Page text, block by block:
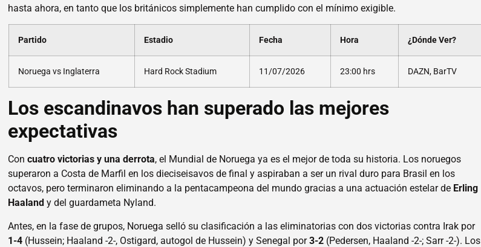
hasta ahora, en tanto que los británicos simplemente han cumplido con el mínimo exigible.
Partido Estadio Fecha Hora ¿Dónde Ver?
Noruega vs Inglaterra Hard Rock Stadium 11/07/2026 23:00 hrs DAZN, BarTV
Los escandinavos han superado las mejores
expectativas
Concuatro victorias y una derrota, el Mundial de Noruega ya es el mejor de toda su historia. Los noruegos
superaron a Costa de Marfil en los dieciseisavos de final y aspiraban a ser un rival duro para Brasil en los
octavos, pero terminaron eliminando a la pentacampeona del mundo gracias a una actuación estelar de Erling
Haaland y del guardameta Nyland.
Antes, en la fase de grupos, Noruega selló su clasificación a las eliminatorias con dos victorias contra Irak por
1-4 (Hussein; Haaland -2-, Ostigard, autogol de Hussein) y Senegal por3-2 (Pedersen, Haaland -2-; Sarr -2-). Los